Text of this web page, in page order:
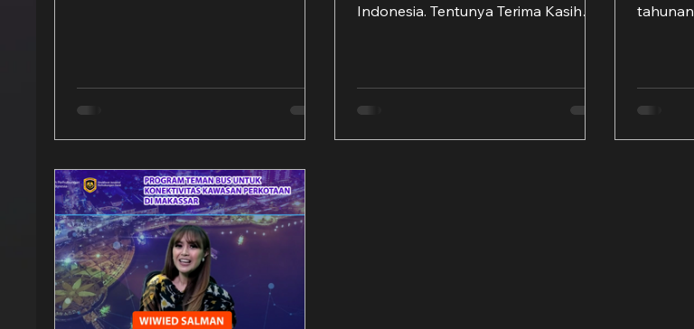
Indonesia. Tentunya Terima Kasih